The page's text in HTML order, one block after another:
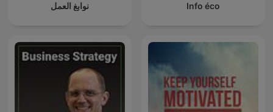
نوابغ العمل Info éco